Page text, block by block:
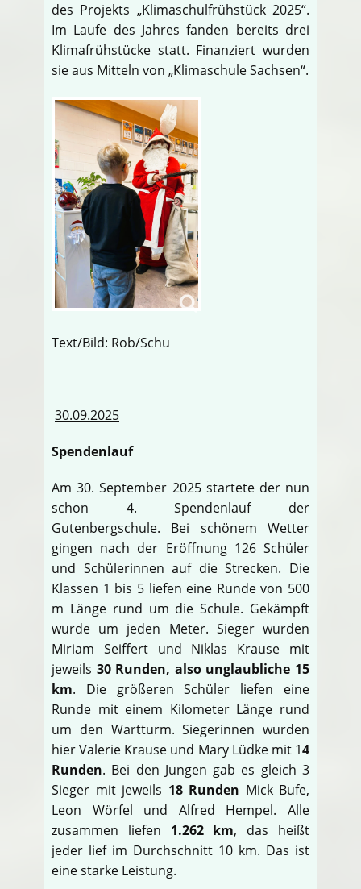
des Projekts „Klimaschulfrühstück 2025“.
Im Laufe des Jahres fanden bereits drei
Klimafrühstücke statt. Finanziert wurden
sie aus Mitteln von „Klimaschule Sachsen“.
Text/Bild: Rob/Schu
30.09.2025
Spendenlauf
Am 30. September 2025 startete der nun
schon 4. Spendenlauf der
Gutenbergschule. Bei schönem Wetter
gingen nach der Eröffnung 126 Schüler
und Schülerinnen auf die Strecken. Die
Klassen 1 bis 5 liefen eine Runde von 500
m Länge rund um die Schule. Gekämpft
wurde um jeden Meter. Sieger wurden
Miriam Seiffert und Niklas Krause mit
jeweils 30 Runden, also unglaubliche 15
km. Die größeren Schüler liefen eine
Runde mit einem Kilometer Länge rund
um den Wartturm. Siegerinnen wurden
hier Valerie Krause und Mary Lüdke mit 14
Runden. Bei den Jungen gab es gleich 3
Sieger mit jeweils 18 Runden Mick Bufe,
Leon Wörfel und Alfred Hempel. Alle
zusammen liefen 1.262 km, das heißt
jeder lief im Durchschnitt 10 km. Das ist
eine starke Leistung.